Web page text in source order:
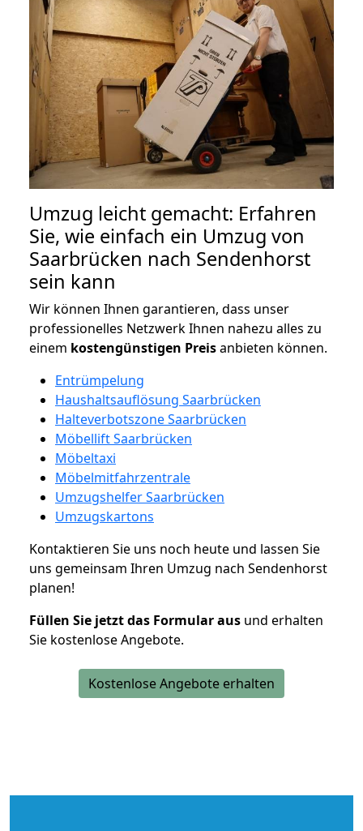
Umzug leicht gemacht: Erfahren
Sie, wie einfach ein Umzug von
Saarbrücken nach Sendenhorst
sein kann
Wir können Ihnen garantieren, dass unser
professionelles Netzwerk Ihnen nahezu alles zu
einem kostengünstigen Preisanbieten können.
Entrümpelung
Haushaltsauflösung Saarbrücken
Halteverbotszone Saarbrücken
Möbellift Saarbrücken
Möbeltaxi
Möbelmitfahrzentrale
Umzugshelfer Saarbrücken
Umzugskartons
Kontaktieren Sie uns noch heute und lassen Sie
uns gemeinsam Ihren Umzug nach Sendenhorst
planen!
Füllen Sie jetzt das Formular aus und erhalten
Sie kostenlose Angebote.
Kostenlose Angebote erhalten